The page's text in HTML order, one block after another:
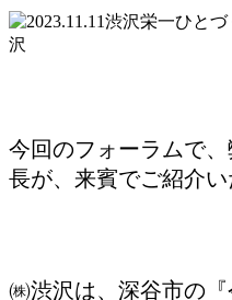
今回のフォーラムで
長が、来賓でご紹介い
㈱渋沢は、深谷市の